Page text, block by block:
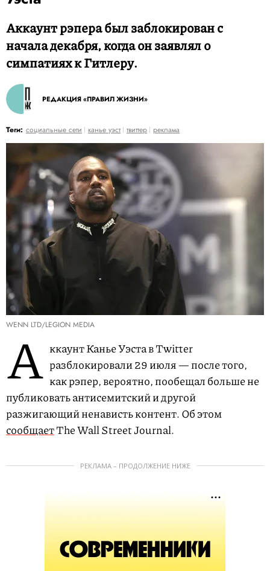
Аккаунт рэпера был заблокирован с
начала декабря, когда он заявлял о
симпатиях к Гитлеру.
РЕДАКЦИЯ «ПРАВИЛ ЖИЗНИ»
Теги: социальные сети канье уэст твиттер реклама
WENN LTD/LEGION MEDIA
А ккаунт Канье Уэста в Twitter
разблокировали 29 июля — после того,
как рэпер, вероятно, пообещал больше не
публиковать антисемитский и другой
разжигающий ненависть контент. Об этом
сообщаетThe Wall Street Journal.
РЕКЛАМА – ПРОДОЛЖЕНИЕ НИЖЕ